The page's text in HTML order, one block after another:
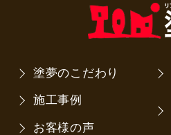
塗夢のこだわり
施工事例
お客様の声